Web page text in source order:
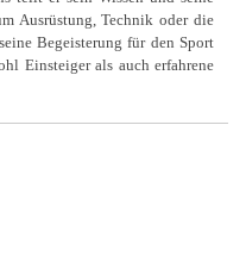
Ausrüstung, Technik oder die
Begeisterung für den Sport
Einsteiger als auch erfahrene